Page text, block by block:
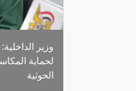
وزير
لحماية
الحوثية